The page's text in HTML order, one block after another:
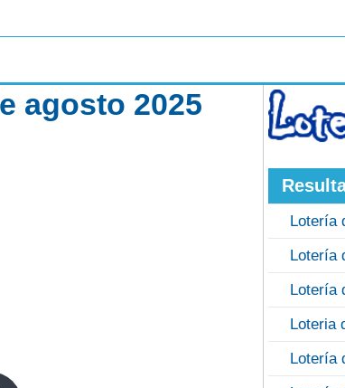
agosto 2025
Lotería
Lotería
Lotería
Loteria
Lotería